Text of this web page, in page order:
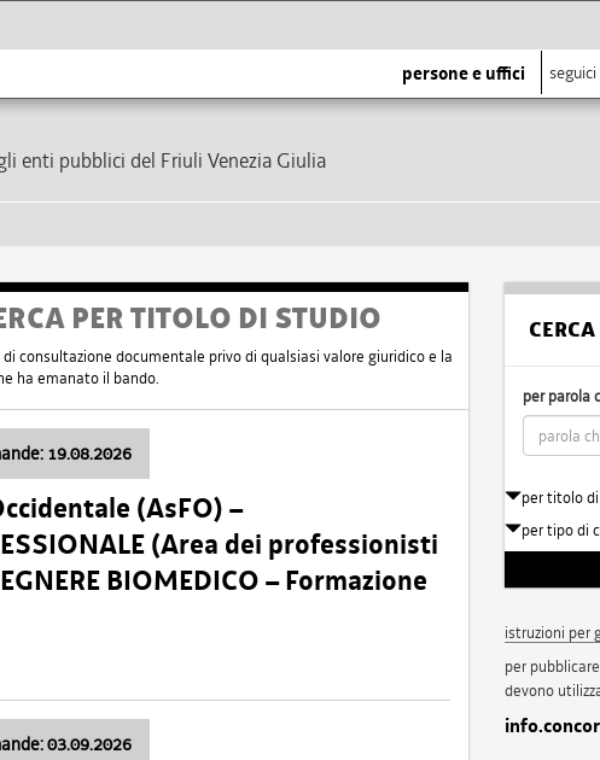
persone e uffici seguici
enti pubblici del Friuli Venezia Giulia
PER TITOLO DI STUDIO
consultazione documentale privo di qualsiasi valore giuridico e la
ha emanato il bando.
19.08.2026
(AsFO) –
(Area dei professionisti
BIOMEDICO – Formazione
03.09.2026
per parola
per titolo
per tipo di
istruzioni per
per
devono